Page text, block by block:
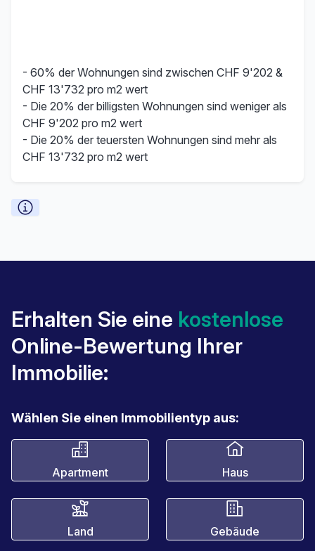
- 60% der Wohnungen sind zwischen CHF 9'202 &
CHF 13'732 pro m2 wert
- Die 20% der billigsten Wohnungen sind weniger als
CHF 9'202 pro m2 wert
- Die 20% der teuersten Wohnungen sind mehr als
CHF 13'732 pro m2 wert
Erhalten Sie eine kostenlose
Online-Bewertung Ihrer
Immobilie:
Wählen Sie einen Immobilientyp aus:
Apartment Haus
Land Gebäude